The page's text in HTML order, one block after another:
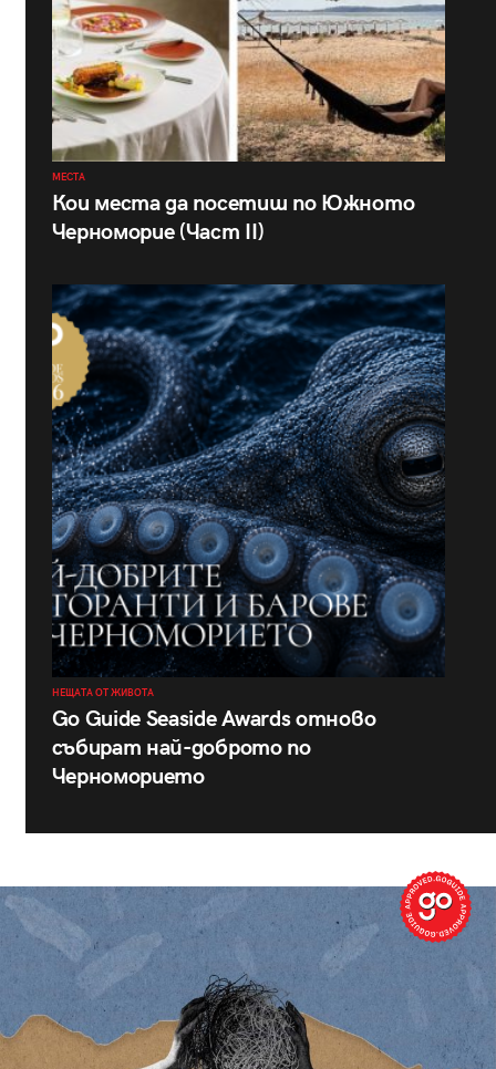
МЕСТА
Кои места да посетиш по Южното
Черноморие (Част II)
НЕЩАТА ОТ ЖИВОТА
Go Guide Seaside Awards отново
събират най-доброто по
Черноморието